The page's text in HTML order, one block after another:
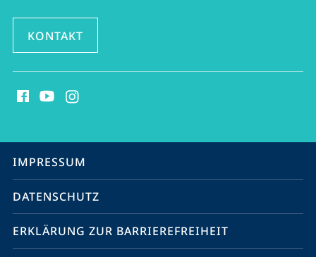
KONTAKT
Media
Service-
Navigation
IMPRESSUM
DATENSCHUTZ
ERKLÄRUNG ZUR BARRIEREFREIHEIT